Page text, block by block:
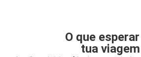
O que
tua viagem